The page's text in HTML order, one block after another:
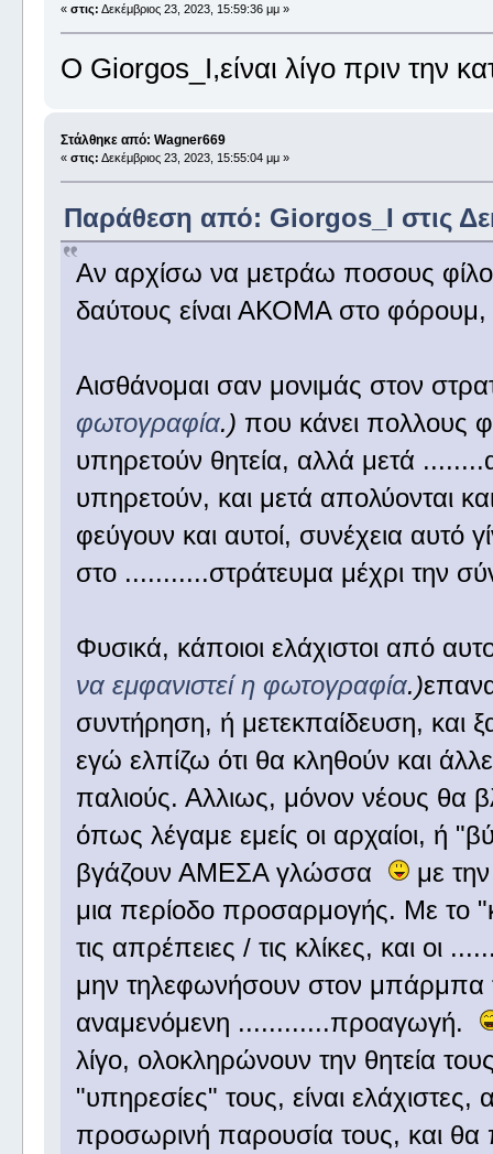
« στις: Δεκέμβριος 23, 2023, 15:59:36 μμ »
Ο Giorgos_I,είναι λίγο πριν την
Στάλθηκε από: Wagner669
« στις: Δεκέμβριος 23, 2023, 15:55:04 μμ »
Παράθεση από: Giorgos_I στις
Αν αρχίσω να μετράω ποσους
δαύτους είναι ΑΚΟΜΑ στο
Αισθάνομαι σαν μονιμάς στον
φωτογραφία.) που κάνει πολλους
υπηρετούν θητεία, αλλά μετά
υπηρετούν, και μετά απολύονται
φεύγουν και αυτοί, συνέχεια
στο ...........στράτευμα μέχρι την
Φυσικά, κάποιοι ελάχιστοι από
να εμφανιστεί η φωτογραφία.)
συντήρηση, ή μετεκπαίδευση, και
εγώ ελπίζω ότι θα κληθούν και
παλιούς. Αλλιως, μόνον νέους θα
όπως λέγαμε εμείς οι αρχαίοι, ή
βγάζουν ΑΜΕΣΑ γλώσσα
με την
μια περίοδο προσαρμογής. Με το
τις απρέπειες / τις κλίκες, και οι
μην τηλεφωνήσουν στον μπάρμπα
αναμενόμενη ............προαγωγή.
λίγο, ολοκληρώνουν την θητεία
"υπηρεσίες" τους, είναι
προσωρινή παρουσία τους, και